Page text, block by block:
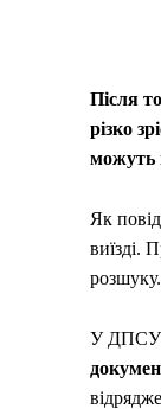
Після
різко
можуть
Як
виїзді.
розшуку.
У ДПСУ